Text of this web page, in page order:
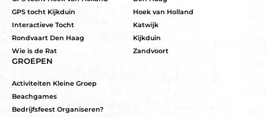
GPS tocht Kijkduin
Interactieve Tocht
Rondvaart Den Haag
Wie is de Rat
Hoek van Holland
Katwijk
Kijkduin
Zandvoort
GROEPEN
Activiteiten Kleine Groep
Beachgames
Bedrijfsfeest Organiseren?